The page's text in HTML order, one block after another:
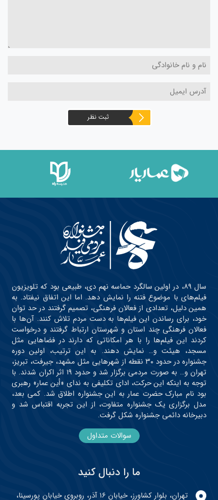
ثبت نظر
سال ۸۹، در اولین سالگرد حماسه نهم دی، طبیعی بود که تلویزیون
فیلم‌های با موضوع فتنه را نمایش دهد. اما این اتفاق نیفتاد. به
همین دلیل، تعدادی از فعالان فرهنگی، تصمیم گرفتند در حد توان
خود، برای رساندن این فیلم‌ها به دست مردم تلاش کنند. آن‌ها با
فعالان فرهنگی چند استان و شهرستان ارتباط گرفتند و درخواست
کردند این فیلم‌ها را با هر امکاناتی که دارند در فضاهایی مثل
مسجد، هیئت و… نمایش دهند. به این ترتیب، اولین دوره
جشنواره در حدود ۳۰ نقطه از شهرهایی مثل مشهد، جیرفت، تبریز،
تهران و… به صورت مردمی برگزار شد و حدود ۱۹ اثر اکران شدند. با
توجه به اینکه این حرکت، ادای تکلیفی به ندای «أین عمار» رهبری
بود نام مبارک حضرت عمار به این جشنواره اطلاق شد. کمی بعد،
مدل برگزاری یک جشنواره متفاوت، از این تجربه اقتباس شد و
دبیرخانه دائمی جشنواره شکل گرفت.
سوالات متداول
ما را دنبال کنید
تهران، بلوار کشاورز، خیابان ۱۶ آذر، روبروی خیابان پورسینا،